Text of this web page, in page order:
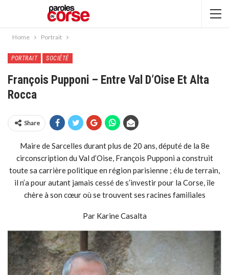
Home Portrait
PORTRAIT SOCIÉTÉ
François Pupponi – Entre Val D’Oise Et Alta
Rocca
Share
Maire de Sarcelles durant plus de 20 ans, député de la 8e
circonscription du Val d’Oise, François Pupponi a construit
toute sa carrière politique en région parisienne ; élu de terrain,
il n’a pour autant jamais cessé de s’investir pour la Corse, île
chère à son cœur où se trouvent ses racines familiales
Par Karine Casalta